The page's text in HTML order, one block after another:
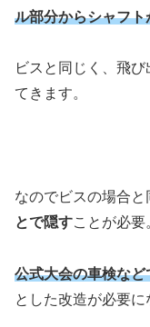
ル部分からシャフト
ビスと同じく、飛
てきます。
なのでビスの場合と
とで隠すことが必要
公式大会の車検な
とした改造が必要に